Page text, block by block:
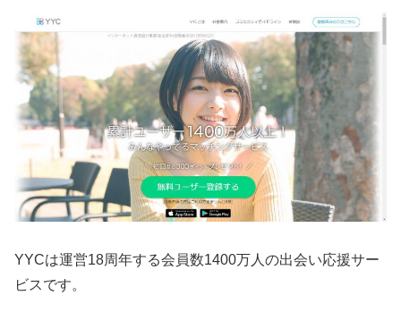
YYCは運営18周年する会員数1400万人の出会い応援サー
ビスです。